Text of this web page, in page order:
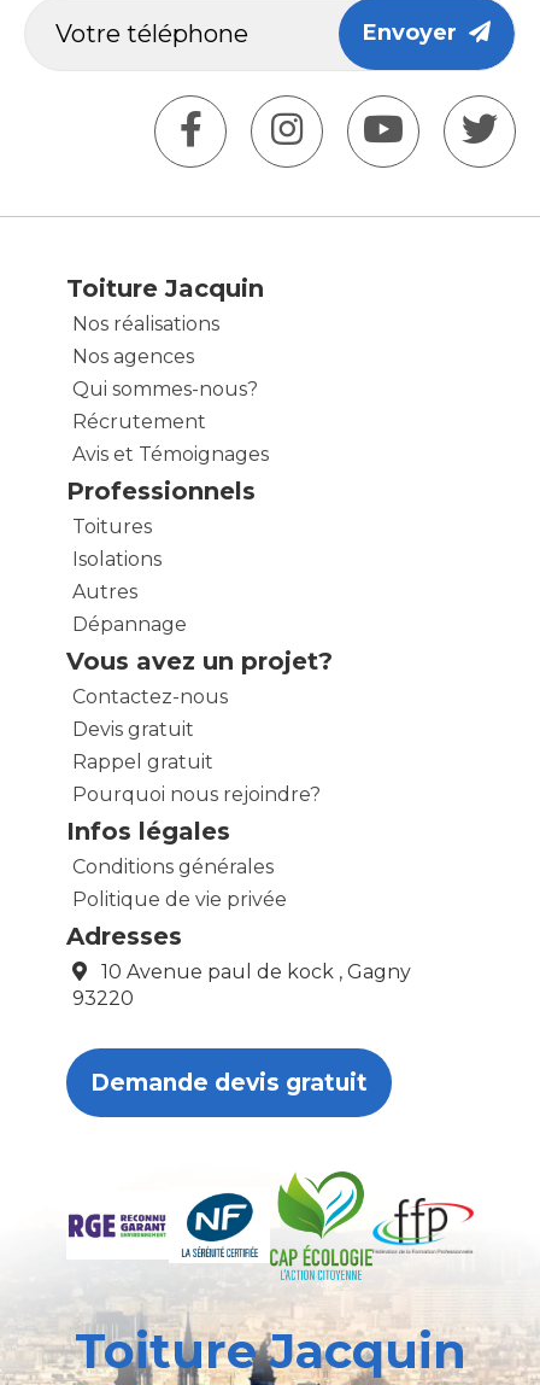
Envoyer
Toiture Jacquin
Nos réalisations
Nos agences
Qui sommes-nous?
Récrutement
Avis et Témoignages
Professionnels
Toitures
Isolations
Autres
Dépannage
Vous avez un projet?
Contactez-nous
Devis gratuit
Rappel gratuit
Pourquoi nous rejoindre?
Infos légales
Conditions générales
Politique de vie privée
Adresses
10 Avenue paul de kock , Gagny
93220
Demande devis gratuit
Toiture Jacquin